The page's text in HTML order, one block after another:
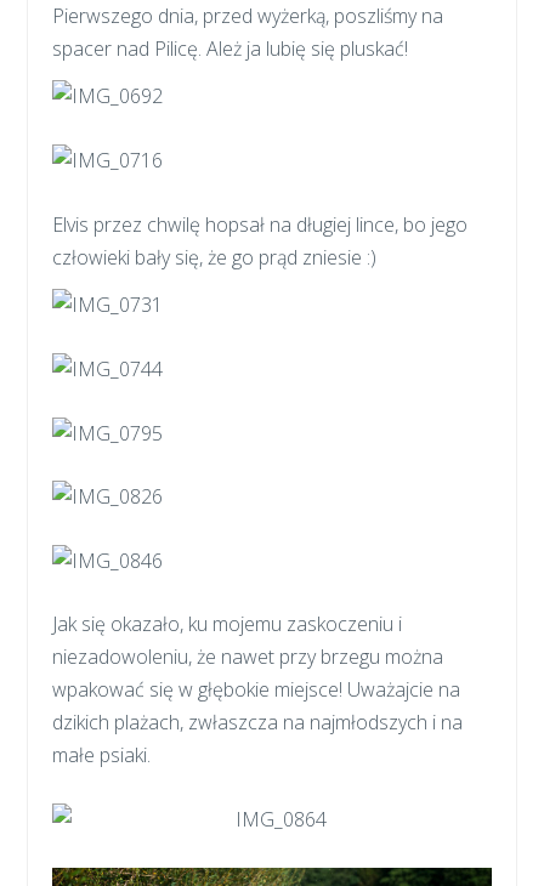
Pierwszego dnia, przed wyżerką, poszliśmy na
spacer nad Pilicę. Ależ ja lubię się pluskać!
Elvis przez chwilę hopsał na długiej lince, bo jego
człowieki bały się, że go prąd zniesie :)
Jak się okazało, ku mojemu zaskoczeniu i
niezadowoleniu, że nawet przy brzegu można
wpakować się w głębokie miejsce! Uważajcie na
dzikich plażach, zwłaszcza na najmłodszych i na
małe psiaki.